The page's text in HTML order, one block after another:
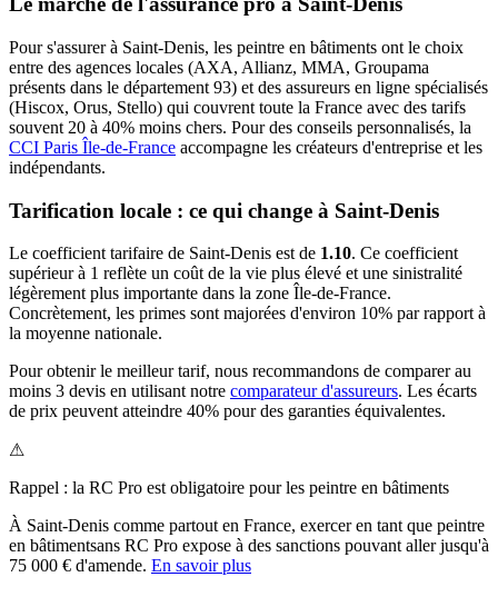
Pour s'assurer à Saint-Denis, les peintre en bâtiments ont le choix
entre des agences locales (AXA, Allianz, MMA, Groupama
présents dans le département 93) et des assureurs en ligne spécialisés
(Hiscox, Orus, Stello) qui couvrent toute la France avec des tarifs
souvent 20 à 40% moins chers. Pour des conseils personnalisés, la
CCI Paris Île-de-France accompagne les créateurs d'entreprise et les
indépendants.
Tarification locale : ce qui change à Saint-Denis
Le coefficient tarifaire de Saint-Denis est de 1.10. Ce coefficient
supérieur à 1 reflète un coût de la vie plus élevé et une sinistralité
légèrement plus importante dans la zone Île-de-France.
Concrètement, les primes sont majorées d'environ 10% par rapport à
la moyenne nationale.
Pour obtenir le meilleur tarif, nous recommandons de comparer au
moins 3 devis en utilisant notre comparateur d'assureurs. Les écarts
de prix peuvent atteindre 40% pour des garanties équivalentes.
⚠
Rappel : la RC Pro est obligatoire pour les peintre en bâtiments
À Saint-Denis comme partout en France, exercer en tant que peintre
en bâtimentsans RC Pro expose à des sanctions pouvant aller jusqu'à
75 000 € d'amende. En savoir plus